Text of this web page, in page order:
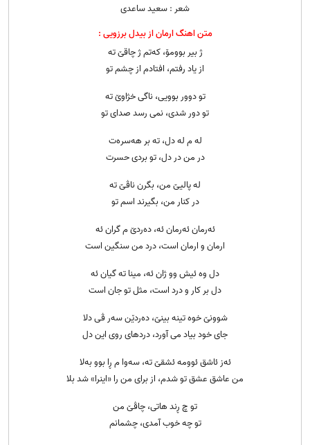
شعر : سعید ساعدی
متن اهنگ ارمان از بیدل برزویی :
ژ بیر بوومۆ، کەتم ژ چاقێ تە
از یاد رفتم، افتادم از چشم تو
تو دوور بوویی، ناگی خژاوێ تە
تو دور شدی، نمی رسد صدای تو
لە م لە دل، ته بر هەسرەت
در من در دل، تو بردی حسرت
لە پالیێ من، بگرن ناڤێ تە
در کنار من، بگیرند اسم تو
ئەرمان ئەرمان ئە، دەردێ م گران ئە
ارمان و ارمان است، درد من سنگین است
دل وە ئیش وو ژان ئە، مینا تە گیان ئە
دل بر کار و درد است، مثل تو جان است
شوونێ خوە تینە بینێ، دەردێن سەر ڤی دلا
جای خود بیاد می آورد، دردهای روی این دل
ئەز ئاشق ئوومە ئشقێ تە، سەوا م ڕا بوو بەلا
من عاشق عشق تو شدم، از برای من را «اینرا» شد بلا
تو چ ڕند هاتی، چاڤێ من
تو چه خوب آمدی، چشمانم